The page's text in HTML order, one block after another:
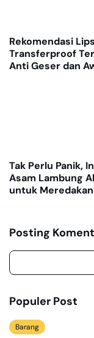
Rekomendasi
Transferproof
Anti Geser dan
Tak Perlu Panik,
Asam Lambung
untuk
Posting
Populer Post
Barang